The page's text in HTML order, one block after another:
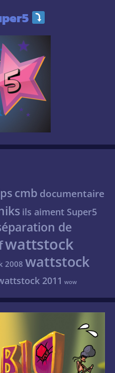
cmb documentaire
ils aiment Super5
de
wattstock
2008 wattstock
2011 wow